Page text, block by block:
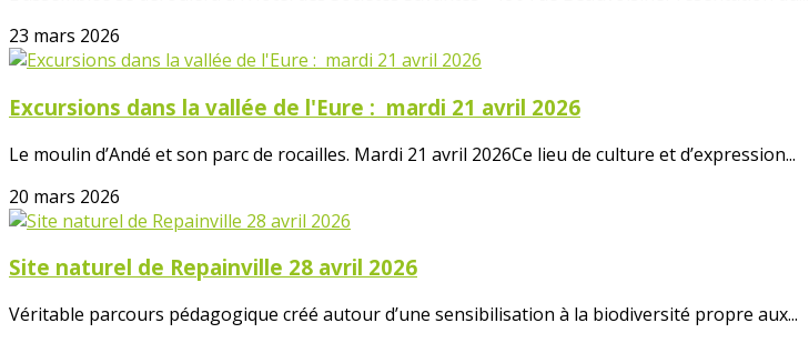
23 mars 2026
Excursions dans la vallée de l'Eure : mardi 21 avril 2026
Le moulin d’Andé et son parc de rocailles. Mardi 21 avril 2026Ce lieu de culture et d’expression...
20 mars 2026
Site naturel de Repainville 28 avril 2026
Véritable parcours pédagogique créé autour d’une sensibilisation à la biodiversité propre aux...